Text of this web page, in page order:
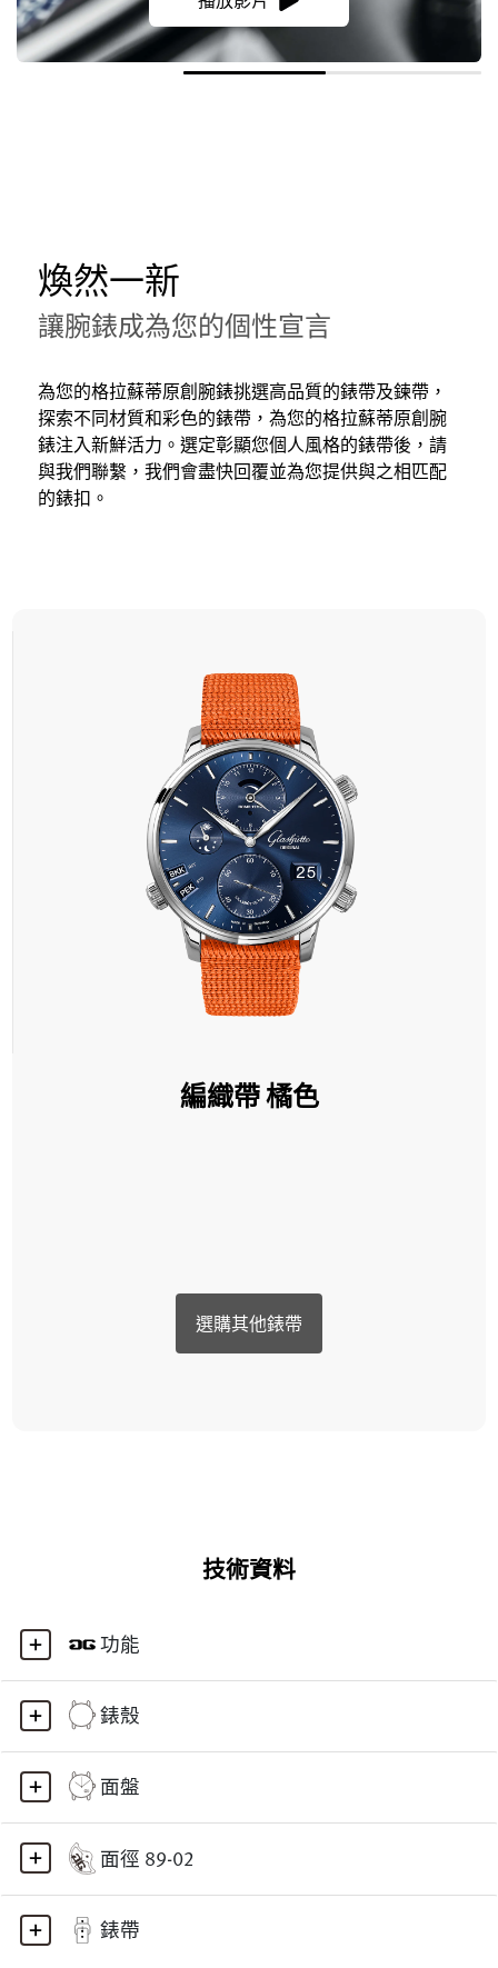
煥然一新
讓腕錶成為您的個性宣言
為您的格拉蘇蒂原創腕錶挑選高品質的錶帶及鍊帶，
探索不同材質和彩色的錶帶，為您的格拉蘇蒂原創腕
錶注入新鮮活力。選定彰顯您個人風格的錶帶後，請
與我們聯繫，我們會盡快回覆並為您提供與之相匹配
的錶扣。
編織帶 橘色
選購其他錶帶
技術資料
功能
錶殼
面盤
面徑 89-02
錶帶